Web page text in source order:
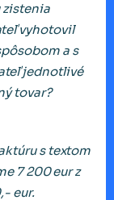
zistenia
vyhotovil
a s
jednotlivé
tovar?
s textom
7 200 eur z
eur.